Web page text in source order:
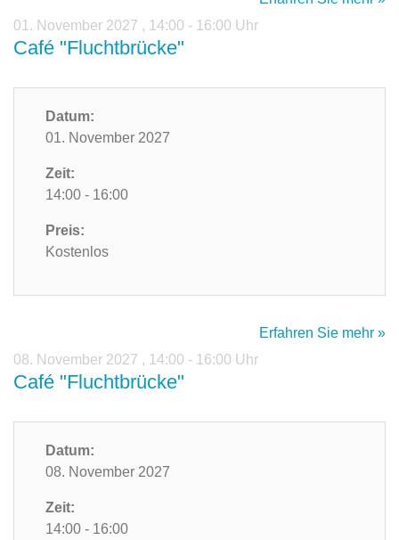
01. November 2027 , 14:00 - 16:00 Uhr
Café "Fluchtbrücke"
Datum:
01. November 2027
Zeit:
14:00 - 16:00
Preis:
Kostenlos
Erfahren Sie mehr »
08. November 2027 , 14:00 - 16:00 Uhr
Café "Fluchtbrücke"
Datum:
08. November 2027
Zeit:
14:00 - 16:00